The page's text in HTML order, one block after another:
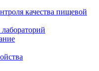
качества пищевой